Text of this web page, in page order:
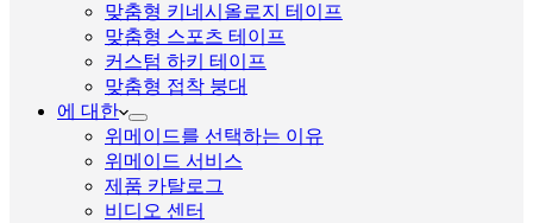
맞춤형 키네시올로지 테이프
맞춤형 스포츠 테이프
커스텀 하키 테이프
맞춤형 접착 붕대
에 대한
위메이드를 선택하는 이유
위메이드 서비스
제품 카탈로그
비디오 센터